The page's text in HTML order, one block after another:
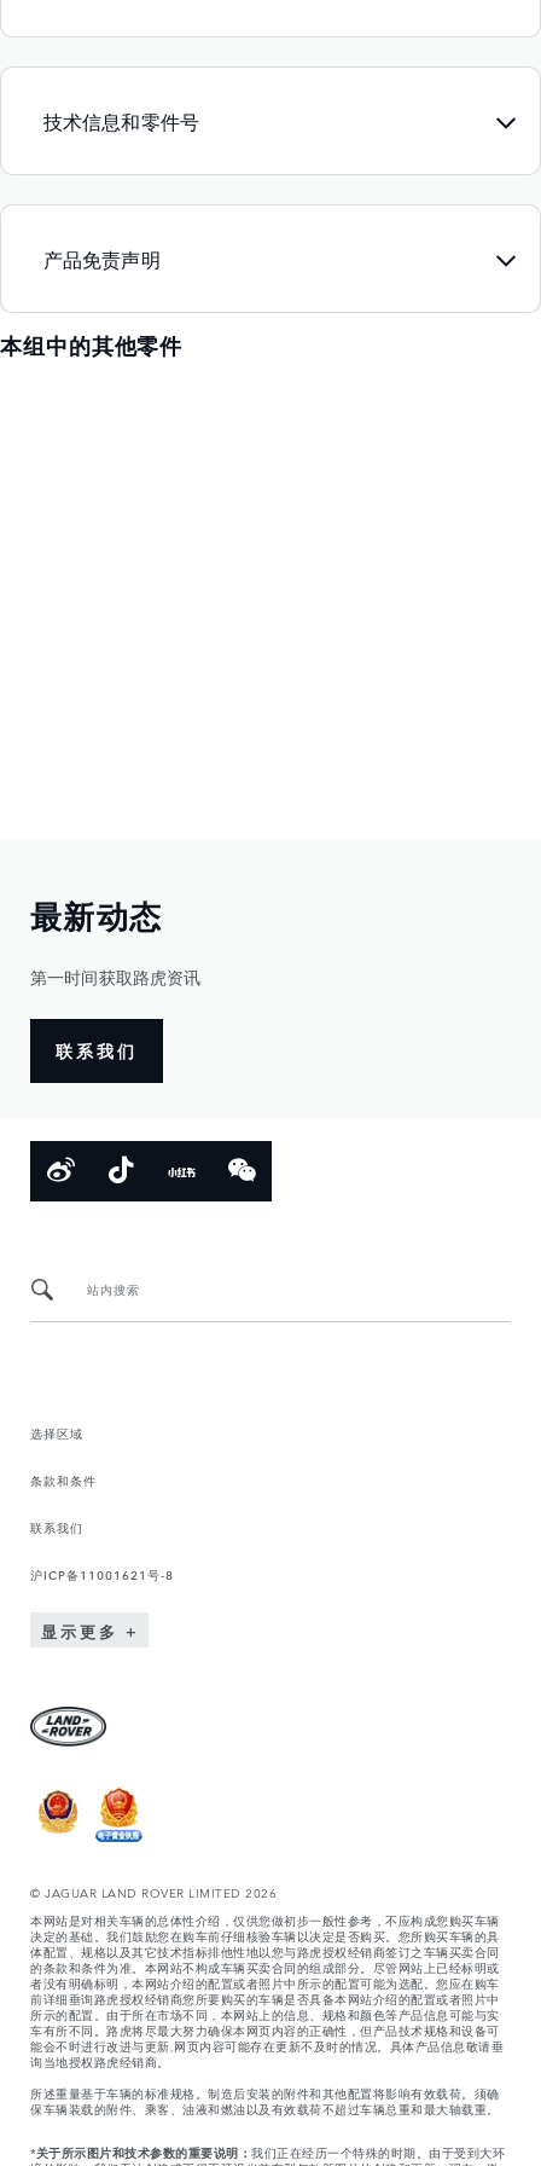
技术信息和零件号
产品免责声明
本组中的其他零件
最新动态
第一时间获取路虎资讯
联系我们
站内搜索
选择区域
条款和条件
联系我们
沪ICP备11001621号-8
显示更多
© JAGUAR LAND ROVER LIMITED 2026
本网站是对相关车辆的总体性介绍，仅供您做初步一般性参考，不应构成您购买车辆
决定的基础。我们鼓励您在购车前仔细核验车辆以决定是否购买。您所购买车辆的具
体配置、规格以及其它技术指标排他性地以您与路虎授权经销商签订之车辆买卖合同
的条款和条件为准。本网站不构成车辆买卖合同的组成部分。尽管网站上已经标明或
者没有明确标明，本网站介绍的配置或者照片中所示的配置可能为选配。您应在购车
前详细垂询路虎授权经销商您所要购买的车辆是否具备本网站介绍的配置或者照片中
所示的配置。由于所在市场不同，本网站上的信息、规格和颜色等产品信息可能与实
车有所不同。路虎将尽最大努力确保本网页内容的正确性，但产品技术规格和设备可
能会不时进行改进与更新,网页内容可能存在更新不及时的情况。具体产品信息敬请垂
询当地授权路虎经销商。
所述重量基于车辆的标准规格。制造后安装的附件和其他配置将影响有效载荷。须确
保车辆装载的附件、乘客、油液和燃油以及有效载荷不超过车辆总重和最大轴载重。
*关于所示图片和技术参数的重要说明： 我们正在经历一个特殊的时期。由于受到大环